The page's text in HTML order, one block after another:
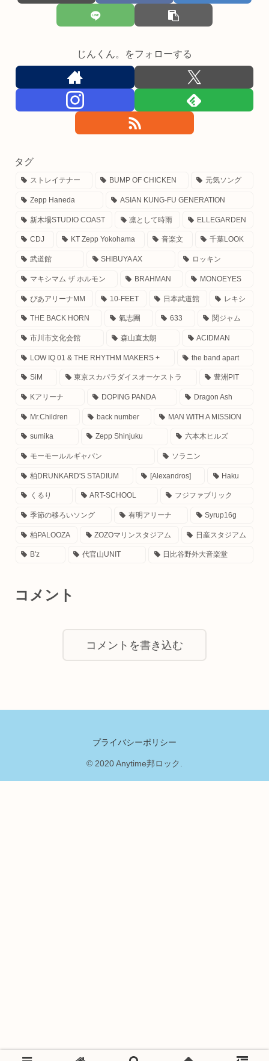
じんくん。をフォローする
タグ
ストレイテナー BUMP OF CHICKEN 元気ソング
Zepp Haneda ASIAN KUNG-FU GENERATION
新木場STUDIO COAST 凛として時雨 ELLEGARDEN
CDJ KT Zepp Yokohama 音楽文 千葉LOOK
武道館 SHIBUYA AX ロッキン
マキシマム ザ ホルモン BRAHMAN MONOEYES
ぴあアリーナMM 10-FEET 日本武道館 レキシ
THE BACK HORN 氣志團 633 関ジャム
市川市文化会館 森山直太朗 ACIDMAN
LOW IQ 01 & THE RHYTHM MAKERS + the band apart
SiM 東京スカパラダイスオーケストラ 豊洲PIT
Kアリーナ DOPING PANDA Dragon Ash
Mr.Children back number MAN WITH A MISSION
sumika Zepp Shinjuku 六本木ヒルズ
モーモールルギャバン ソラニン
柏DRUNKARD'S STADIUM [Alexandros] Haku
くるり ART-SCHOOL フジファブリック
季節の移ろいソング 有明アリーナ Syrup16g
柏PALOOZA ZOZOマリンスタジアム 日産スタジアム
B'z 代官山UNIT 日比谷野外大音楽堂
コメント
コメントを書き込む
プライバシーポリシー
© 2020 Anytime邦ロック.